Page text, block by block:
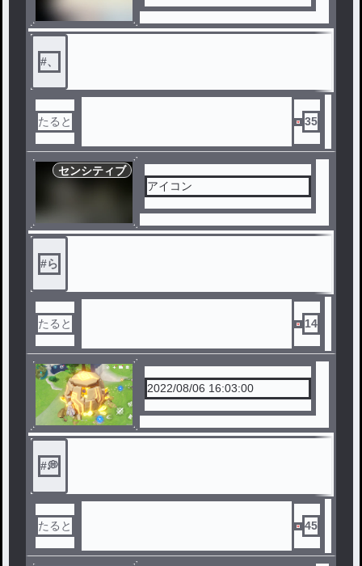
#、
たると 35
センシティブ
アイコン
#ら
たると 14
2022/08/06 16:03:00
#💭
たると 45